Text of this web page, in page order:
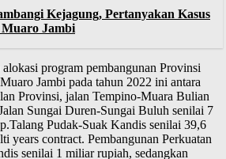
Kejagung, Pertanyakan Kasus
Jambi
program pembangunan Provinsi
Jambi pada tahun 2022 ini antara
Provinsi, jalan Tempino-Muara Bulian
Sungai Duren-Sungai Buluh senilai 7
Pudak-Suak Kandis senilai 39,6
years contract. Pembangunan Perkuatan
senilai 1 miliar rupiah, sedangkan